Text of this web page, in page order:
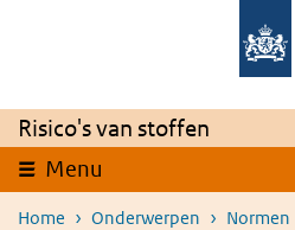
Overslaan en naar de inhoud gaan
Risico's van stoffen
Menu
Home Onderwerpen Normen